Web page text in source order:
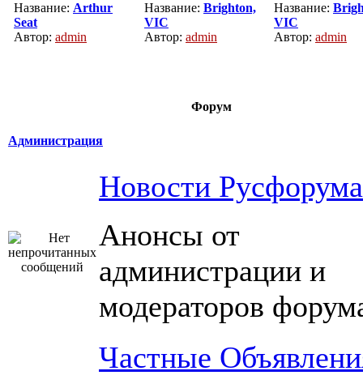
Название: Arthur
Seat
Автор: admin
Название: Brighton,
VIC
Автор: admin
Название:
VIC
Автор: admin
Форум
Администрация
Новости Русфорума
Анонсы от
администрации и
модераторов
Частные